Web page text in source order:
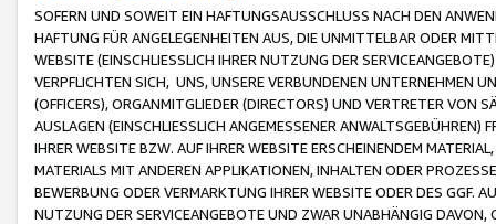
SOFERN UND SOWEIT EIN HAFTUNGSAUSSCHLUSS NACH DEN
HAFTUNG FÜR ANGELEGENHEITEN AUS, DIE UNMITTELBAR ODER
WEBSITE (EINSCHLIESSLICH IHRER NUTZUNG DER
VERPFLICHTEN SICH, UNS, UNSERE VERBUNDENEN UNTERNEHMEN
(OFFICERS), ORGANMITGLIEDER (DIRECTORS) UND VERTRETER VON
AUSLAGEN (EINSCHLIESSLICH ANGEMESSENER
IHRER WEBSITE BZW. AUF IHRER WEBSITE ERSCHEINENDEM
MATERIALS MIT ANDEREN APPLIKATIONEN, INHALTEN ODER
BEWERBUNG ODER VERMARKTUNG IHRER WEBSITE ODER DES GGF.
NUTZUNG DER SERVICEANGEBOTE UND ZWAR UNABHÄNGIG